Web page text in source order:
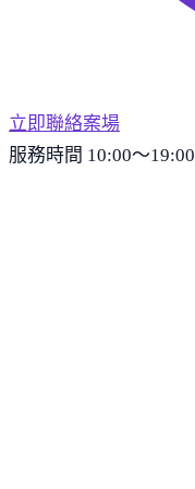
立即聯絡案場
服務時間 10:00～19:00